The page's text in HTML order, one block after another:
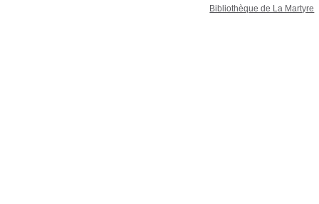
Bibliothèque de La Martyre